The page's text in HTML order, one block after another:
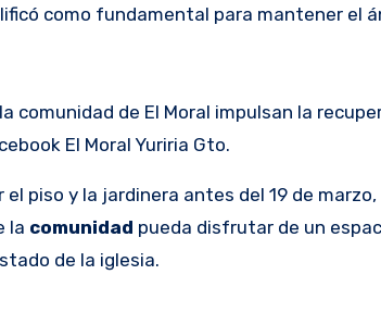
como fundamental para mantener el
comunidad de El Moral impulsan la
El Moral Yuriria Gto.
el piso y la jardinera antes del 19 de
la comunidad pueda disfrutar de un
de la iglesia.